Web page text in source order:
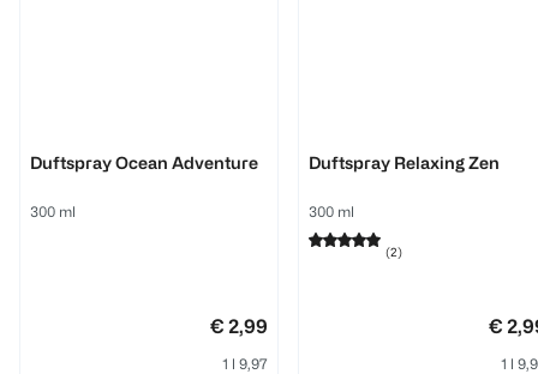
Duftspray Ocean Adventure
300 ml
€ 2,99
1 l 9,97
Duftspray Relaxing Zen
300 ml
(2)
€
1 l